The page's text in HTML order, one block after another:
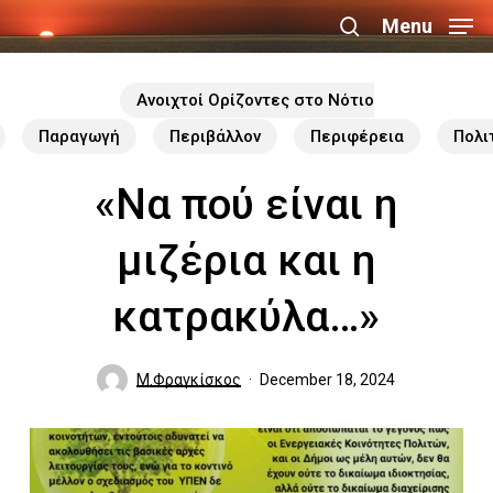
to
content
search
Menu
Ανοιχτοί Ορίζοντες στο Νότιο
Παραγωγή
Περιβάλλον Περιφέρεια
«Να πού είναι η
μιζέρια και η
κατρακύλα…»
Μ.Φραγκίσκος December 18, 2024